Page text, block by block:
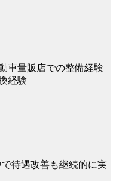
車量販店での整備経験
経験
待遇改善も継続的に実